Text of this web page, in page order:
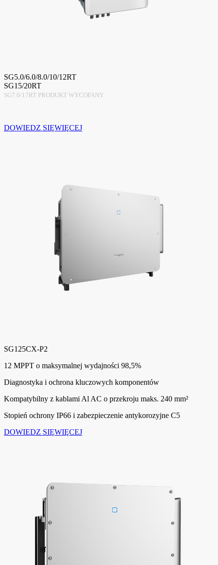
SG5.0/6.0/8.0/10/12RT
SG15/20RT
SG7.0/17RT PRODUKT WYCOFANY
DOWIEDZ SIĘWIĘCEJ
SG125CX-P2
12 MPPT o maksymalnej wydajności 98,5%
Diagnostyka i ochrona kluczowych komponentów
Kompatybilny z kablami Al AC o przekroju maks. 240 mm²
Stopień ochrony IP66 i zabezpieczenie antykorozyjne C5
DOWIEDZ SIĘWIĘCEJ